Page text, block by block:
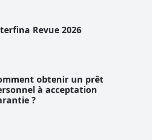
Revue 2026
obtenir un prêt
à acceptation
?